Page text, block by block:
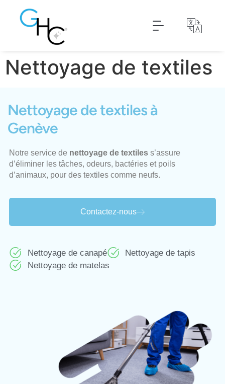
Nettoyage de textiles
Nettoyage de textiles à
Genève
Notre service de nettoyage de textiles s’assure
d’éliminer les tâches, odeurs, bactéries et poils
d’animaux, pour des textiles comme neufs.
Contactez-nous
Nettoyage de canapé
Nettoyage de tapis
Nettoyage de matelas